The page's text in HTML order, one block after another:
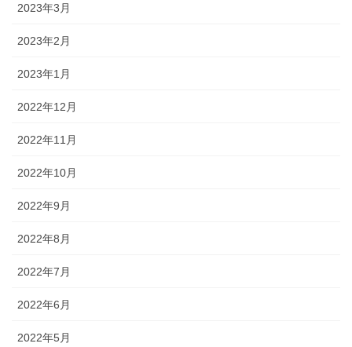
2023年3月
2023年2月
2023年1月
2022年12月
2022年11月
2022年10月
2022年9月
2022年8月
2022年7月
2022年6月
2022年5月